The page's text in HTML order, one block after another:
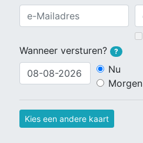
Wanneer versturen?
?
Nu
Morgen
Kies een andere kaart